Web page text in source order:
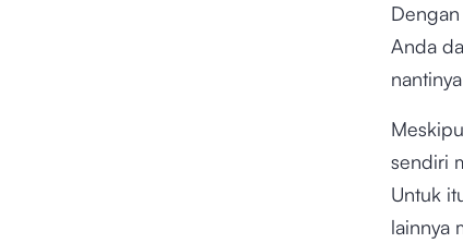
Anda
sendiri
Untuk
lainnya